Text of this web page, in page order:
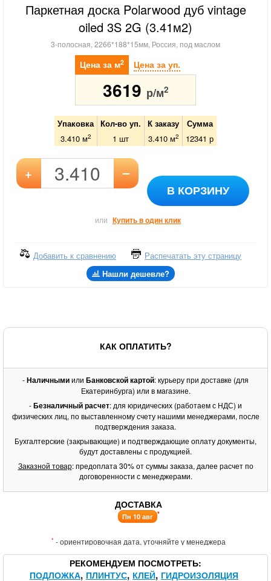
Паркетная доска Polarwood дуб vintage
oiled 3S 2G (3.41м2)
3-полосная, 2266*188*15мм, Россия, под маслом
Цена за м2 Цена за уп.
3619 р/м2
Упаковка Кол-во уп. К заказу
Сумма
3.410 м2 1 шт 3.410 м2 12341 р
+ –
В КОРЗИНУ
или Купить в один клик
Добавить к сравнению
Распечатать эту страницу
Нашли дешевле?
КАК ОПЛАТИТЬ?
-Наличнымиили Банковской картой: курьеру при доставке (для
Екатеринбурга) или в магазине.
-Безналичный расчет: для юридических (работаем с НДС) и
физических лиц, по выставленному счету нашими менеджерами, после
подтверждения заказа.
Бухгалтерские (закрывающие) и подтверждающие оплату документы,
будут доставлены с продукцией.
Заказной товар: предоплата 30% от суммы заказа, далее расчет по
договоренности с менеджерами.
ДОСТАВКА
Пн 10 авг *
* - ориентировочная дата, уточняйте у менеджера
РЕКОМЕНДУЕМ ПОСМОТРЕТЬ
ПОДЛОЖКА ПЛИНТУС КЛЕЙ ГИДРОИЗОЛЯЦИЯ